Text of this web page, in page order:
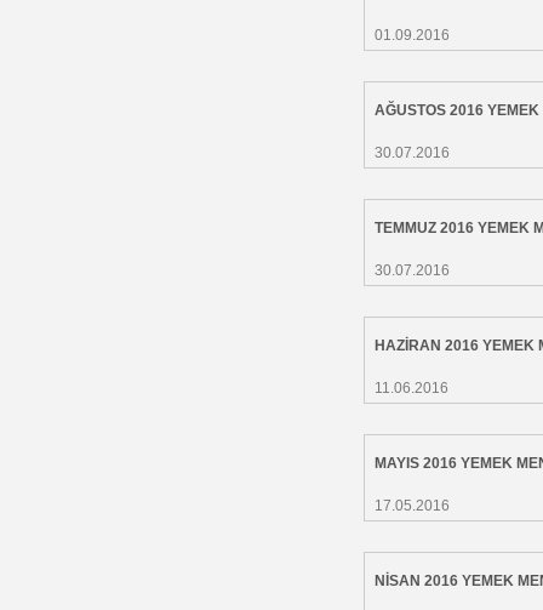
01.09.2016
AĞUSTOS 2016
30.07.2016
TEMMUZ 2016 YEMEK
30.07.2016
HAZİRAN 2016 YEMEK
11.06.2016
MAYIS 2016 YEMEK
17.05.2016
NİSAN 2016 YEMEK